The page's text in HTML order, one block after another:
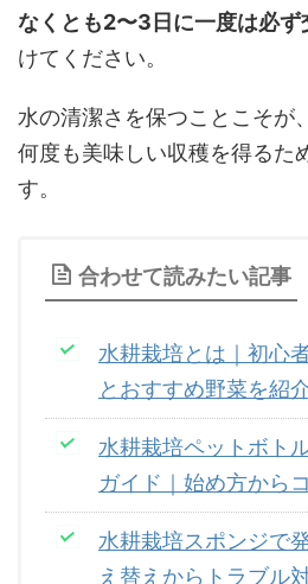
なくとも2〜3日に一度は必ず
けてください。
水の清潔さを保つことこそが
何度も美味しい収穫を得るた
す。
合わせて読みたい記事
水耕栽培とは｜初心
とおすすめ野菜を紹
水耕栽培ペットボト
ガイド｜始め方から
水耕栽培スポンジで
え替えからトラブル